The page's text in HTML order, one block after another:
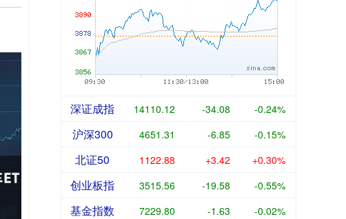
深证成指 14110.12 -34.08 -0.24%
沪深300 4651.31 -6.85 -0.15%
北证50 1122.88 +3.42 +0.30%
创业板指 3515.56 -19.58 -0.55%
基金指数 7229.80 -1.63 -0.02%